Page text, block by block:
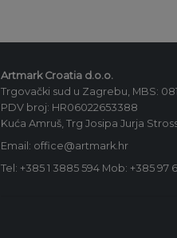
Artmark Croatia d.o.o.
Trgovački sud u Zagrebu, MBS:
PDV broj: HR06022653388
Kuća Amruš, Trg Josipa Jurja
Email: office@artmark.hr
Tel: +385 1 3885 594 Mob: +385 97